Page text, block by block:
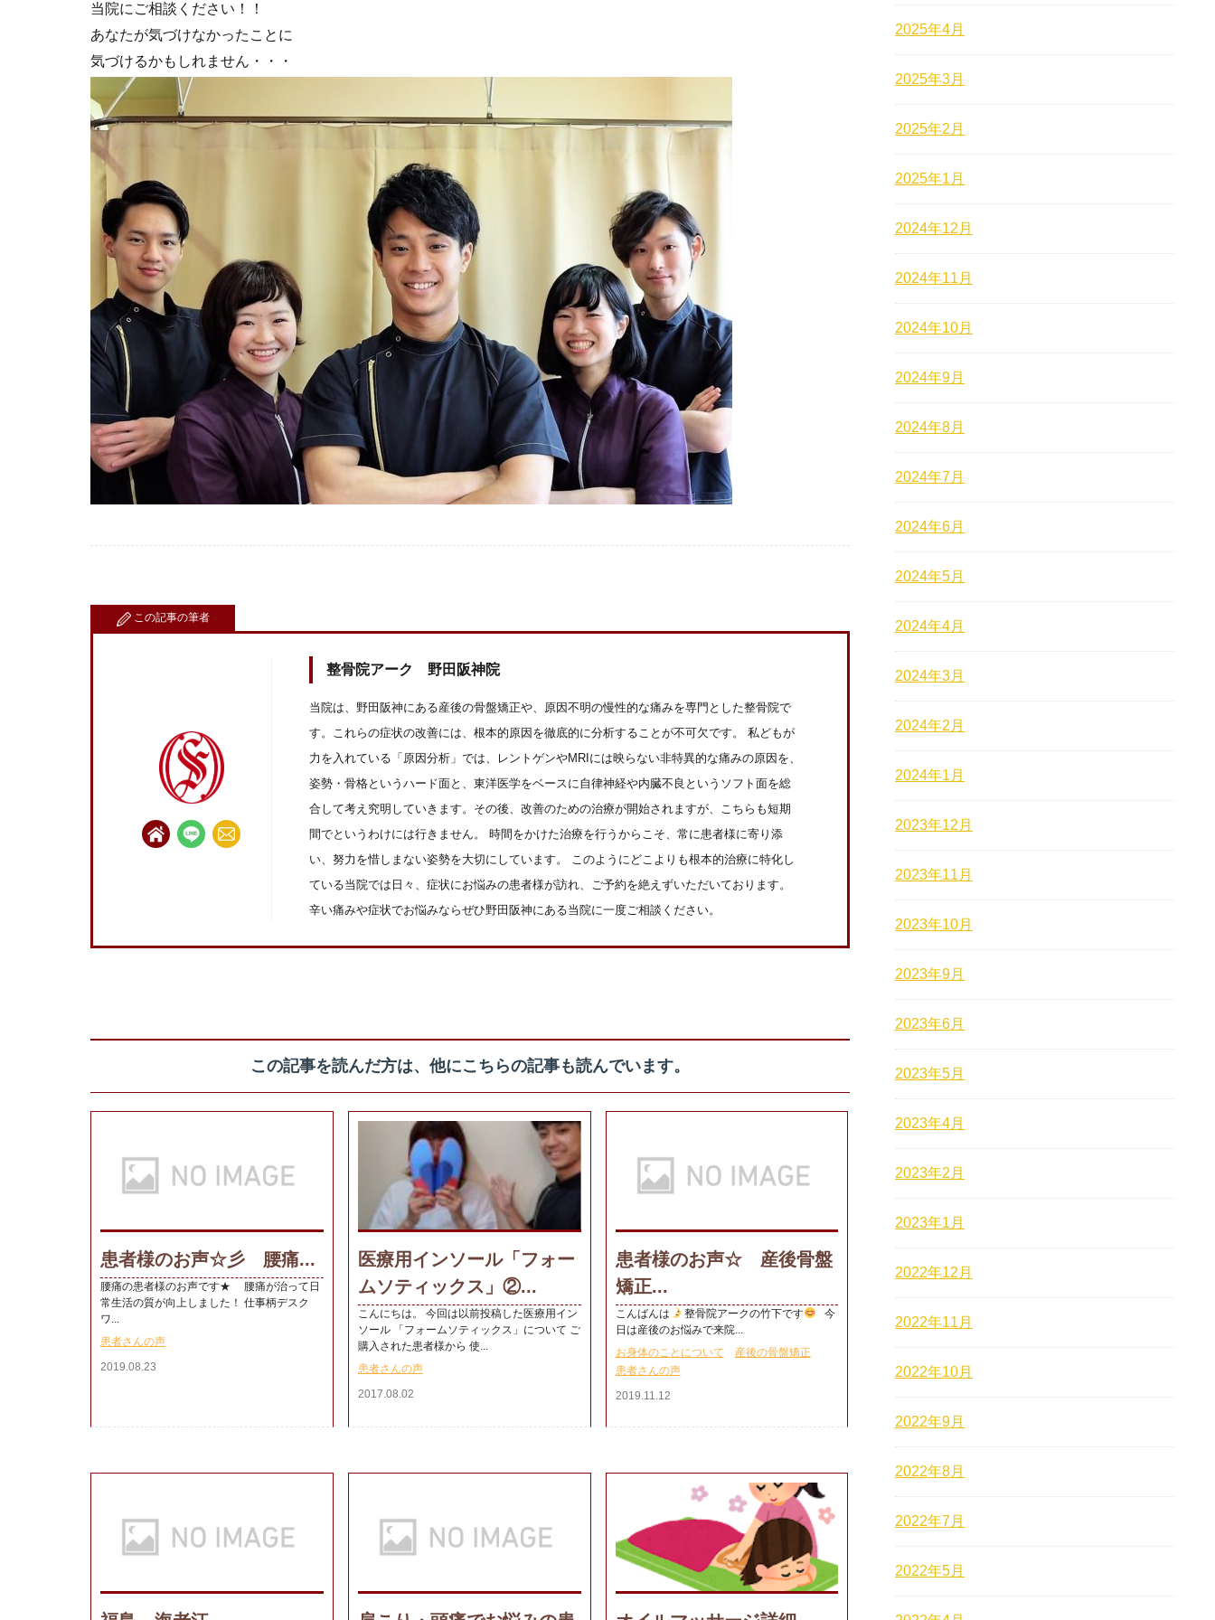
当院にご相談ください！！
あなたが気づけなかったことに
気づけるかもしれません・・・
この記事の筆者
整骨院アーク 野田阪神院
当院は、野田阪神にある産後の骨盤矯正や、原因不明の慢性的な痛みを専門とした整骨院で
す。これらの症状の改善には、根本的原因を徹底的に分析することが不可欠です。 私どもが
力を入れている「原因分析」では、レントゲンやMRIには映らない非特異的な痛みの原因を、
姿勢・骨格というハード面と、東洋医学をベースに自律神経や内臓不良というソフト面を総
合して考え究明していきます。その後、改善のための治療が開始されますが、こちらも短期
間でというわけには行きません。 時間をかけた治療を行うからこそ、常に患者様に寄り添
い、努力を惜しまない姿勢を大切にしています。 このようにどこよりも根本的治療に特化し
ている当院では日々、症状にお悩みの患者様が訪れ、ご予約を絶えずいただいております。
辛い痛みや症状でお悩みならぜひ野田阪神にある当院に一度ご相談ください。
この記事を読んだ方は、他にこちらの記事も読んでいます。
患者様のお声☆彡 腰痛...
腰痛の患者様のお声です★ 腰痛が治って日
常生活の質が向上しました！ 仕事柄デスク
ワ...
患者さんの声
2019.08.23
医療用インソール「フォー
ムソティックス」②...
こんにちは。 今回は以前投稿した医療用イン
ソール 「フォームソティックス」について ご
購入された患者様から 使...
患者さんの声
2017.08.02
患者様のお声☆ 産後骨盤
矯正...
こんばんは 整骨院アークの竹下です
今
日は産後のお悩みで来院...
お身体のことについて
産後の骨盤矯正
患者さんの声
2019.11.12
2025年4月
2025年3月
2025年2月
2025年1月
2024年12月
2024年11月
2024年10月
2024年9月
2024年8月
2024年7月
2024年6月
2024年5月
2024年4月
2024年3月
2024年2月
2024年1月
2023年12月
2023年11月
2023年10月
2023年9月
2023年6月
2023年5月
2023年4月
2023年2月
2023年1月
2022年12月
2022年11月
2022年10月
2022年9月
2022年8月
2022年7月
2022年5月